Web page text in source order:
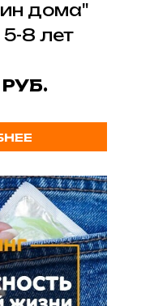
дома"
8 лет